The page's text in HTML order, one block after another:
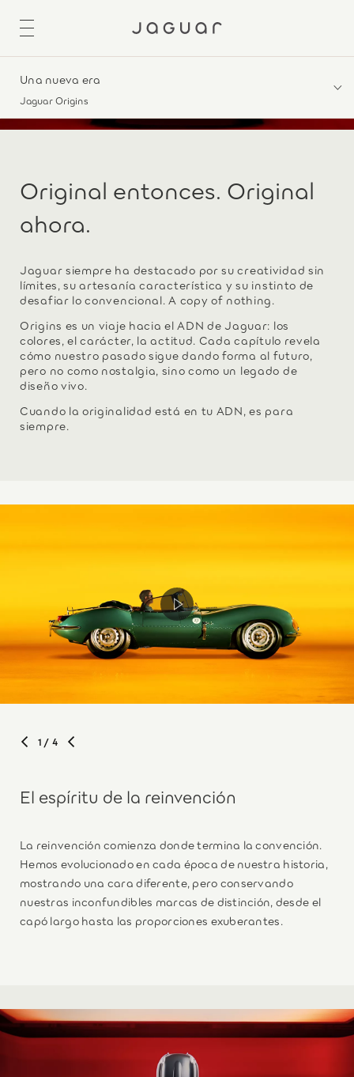
Una nueva era
Jaguar Origins
Original entonces. Original
ahora.
Jaguar siempre ha destacado por su creatividad sin
límites, su artesanía característica y su instinto de
desafiar lo convencional. A copy of nothing.
Origins es un viaje hacia el ADN de Jaguar: los
colores, el carácter, la actitud. Cada capítulo revela
cómo nuestro pasado sigue dando forma al futuro,
pero no como nostalgia, sino como un legado de
diseño vivo.
Cuando la originalidad está en tu ADN, es para
siempre.
1 / 4
El espíritu de la reinvención
La reinvención comienza donde termina la convención.
Hemos evolucionado en cada época de nuestra historia,
mostrando una cara diferente, pero conservando
nuestras inconfundibles marcas de distinción, desde el
capó largo hasta las proporciones exuberantes.